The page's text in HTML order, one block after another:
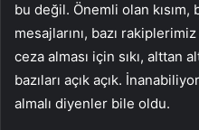
bu değil. Önemli olan kısım,
mesajlarını, bazı
ceza alması için sıkı, alttan
bazıları açık açık.
almalı diyenler bile oldu.